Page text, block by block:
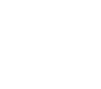
10 Jahre alt und
erforderliche
nur
vom Ministerium für
Verbraucherschutz